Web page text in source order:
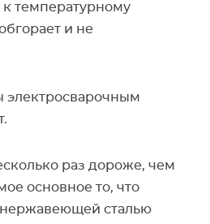
к температурному
и не
электросварочным
раз дороже, чем
основное то, что
нержавеющей сталью